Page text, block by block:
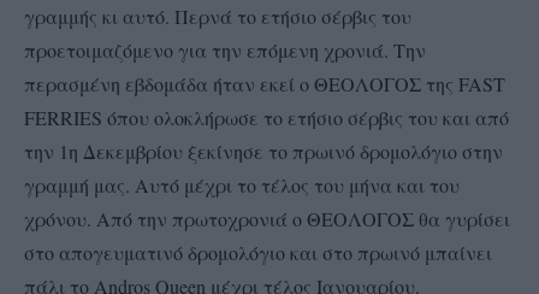
γραμμής κι αυτό. Περνά το ετήσιο σέρβις του
προετοιμαζόμενο για την επόμενη χρονιά. Την
περασμένη εβδομάδα ήταν εκεί ο ΘΕΟΛΟΓΟΣ της FAST
FERRIES όπου ολοκλήρωσε το ετήσιο σέρβις του και από
την 1η Δεκεμβρίου ξεκίνησε το πρωινό δρομολόγιο στην
γραμμή μας. Αυτό μέχρι το τέλος του μήνα και του
χρόνου. Από την πρωτοχρονιά ο ΘΕΟΛΟΓΟΣ θα γυρίσει
στο απογευματινό δρομολόγιο και στο πρωινό μπαίνει
πάλι το Andros Queen μέχρι τέλος Ιανουαρίου.